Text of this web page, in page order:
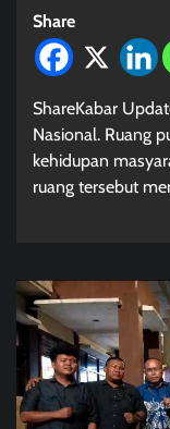
Share
ShareKabar
Nasional. Ruang
kehidupan
ruang tersebut